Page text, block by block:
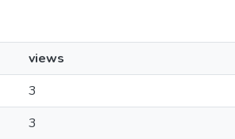
views
3
3